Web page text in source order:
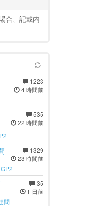
合、記載内
1223
4 時間前
535
22 時間前
1329
23 時間前
35
1 日前
問